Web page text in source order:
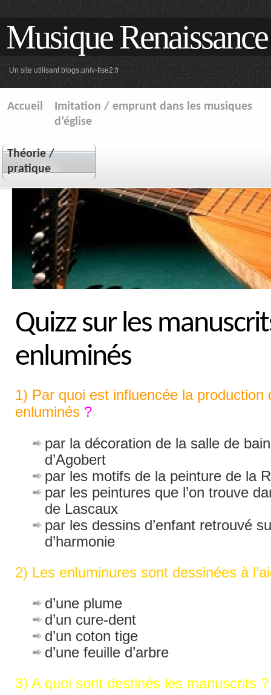
Musique Renaissance
Un site utilisant blogs.univ-tlse2.fr
Accueil
Imitation / emprunt dans les musiques
d’église
Théorie /
pratique
Quizz sur les
enluminés
1) Par quoi est influencée la production
enluminés ?
par la décoration de la salle de
d’Agobert
par les motifs de la peinture de la
par les peintures que l’on trouve
de Lascaux
par les dessins d’enfant retrouvé
d’harmonie
2) Les enluminures sont dessinées à
d’une plume
d’un cure-dent
d’un coton tige
d’une feuille d’arbre
3) A quoi sont destinés les manuscrits ?